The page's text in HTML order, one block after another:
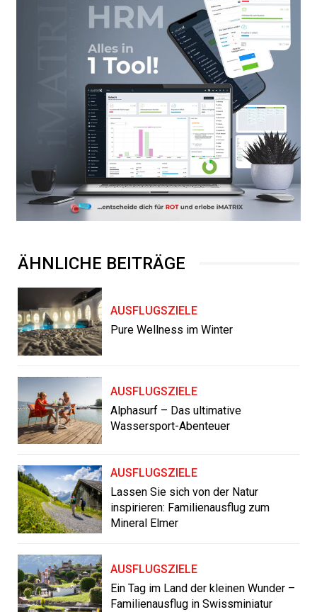
ÄHNLICHE BEITRÄGE
AUSFLUGSZIELE
Pure Wellness im Winter
AUSFLUGSZIELE
Alphasurf – Das ultimative
Wassersport-Abenteuer
AUSFLUGSZIELE
Lassen Sie sich von der Natur
inspirieren: Familienausflug zum
Mineral Elmer
AUSFLUGSZIELE
Ein Tag im Land der kleinen Wunder –
Familienausflug in Swissminiatur